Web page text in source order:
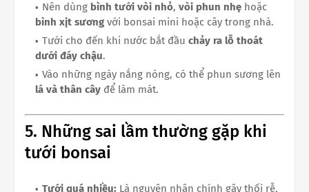
Nên dùng bình tưới vòi nhỏ, vòi phun nhẹ hoặc
bình xịt sương với bonsai mini hoặc cây trong nhà.
Tưới cho đến khi nước bắt đầu chảy ra lỗ thoát
dưới đáy chậu.
Vào những ngày nắng nóng, có thể phun sương lên
lá và thân cây để làm mát.
5. Những sai lầm thường gặp khi
tưới bonsai
Tưới quá nhiều: Là nguyên nhân chính gây thối rễ,